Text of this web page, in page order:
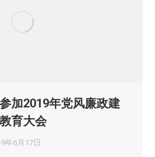
加2019年党风廉政建
育大会
年6月17日